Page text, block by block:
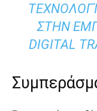
ΣΤΗΝ
DIGITAL